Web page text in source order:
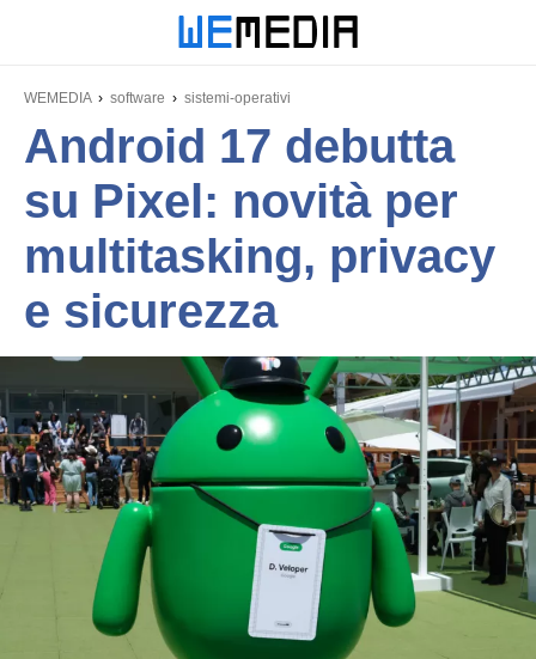
WEMEDIA software sistemi-operativi
Android 17 debutta
su Pixel: novità per
multitasking, privacy
e sicurezza